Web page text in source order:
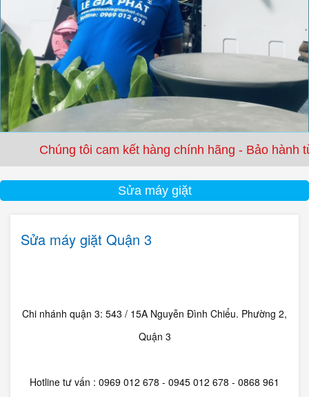
tôi cam kết hàng chính hãng - Bảo hành từ 3 tháng
Sửa máy giặt
Sửa máy giặt Quận 3
Chi nhánh quận 3: 543 / 15A Nguyễn Đình Chiểu. Phường 2,
Quận 3
Hotline tư vấn : 0969 012 678 - 0945 012 678 - 0868 961